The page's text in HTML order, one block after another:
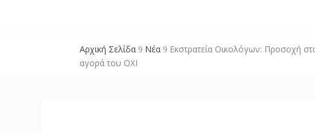
Αρχική Σελίδα 9 Νέα 9 Εκστρατεία Οικολόγων: Προσοχή
αγορά του ΟΧΙ